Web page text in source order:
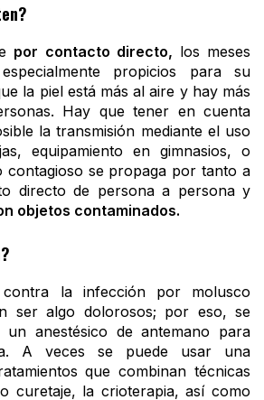
por contacto directo, los meses
propicios para su
la piel está más al aire y hay más
Hay que tener en cuenta
la transmisión mediante el uso
equipamiento en gimnasios, o
contagioso se propaga por tanto a
directo de persona a persona y
objetos contaminados.
contra la infección por molusco
ser algo dolorosos; por eso, se
un anestésico de antemano para
A veces se puede usar una
que combinan técnicas
curetaje, la crioterapia, así como